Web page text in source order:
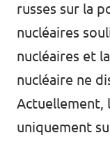
russes sur la
nucléaires
nucléaires et
nucléaire ne
Actuellement,
uniquement